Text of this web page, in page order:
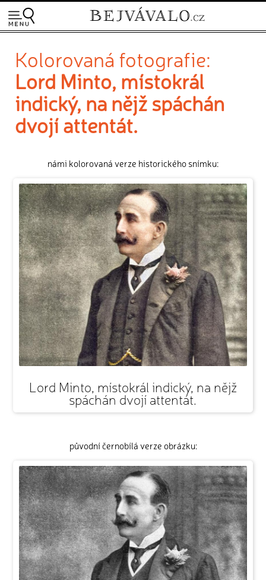
Kolorovaná fotografie:
Lord Minto, místokrál
indický, na nějž spáchán
dvojí attentát.
námi kolorovaná verze historického snímku:
Lord Minto, místokrál indický, na nějž
spáchán dvojí attentát.
původní černobílá verze obrázku: